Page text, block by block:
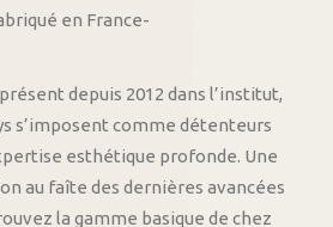
en France-
depuis 2012 dans l’institut,
s’imposent comme détenteurs
esthétique profonde. Une
au faîte des dernières avancées
la gamme basique de chez